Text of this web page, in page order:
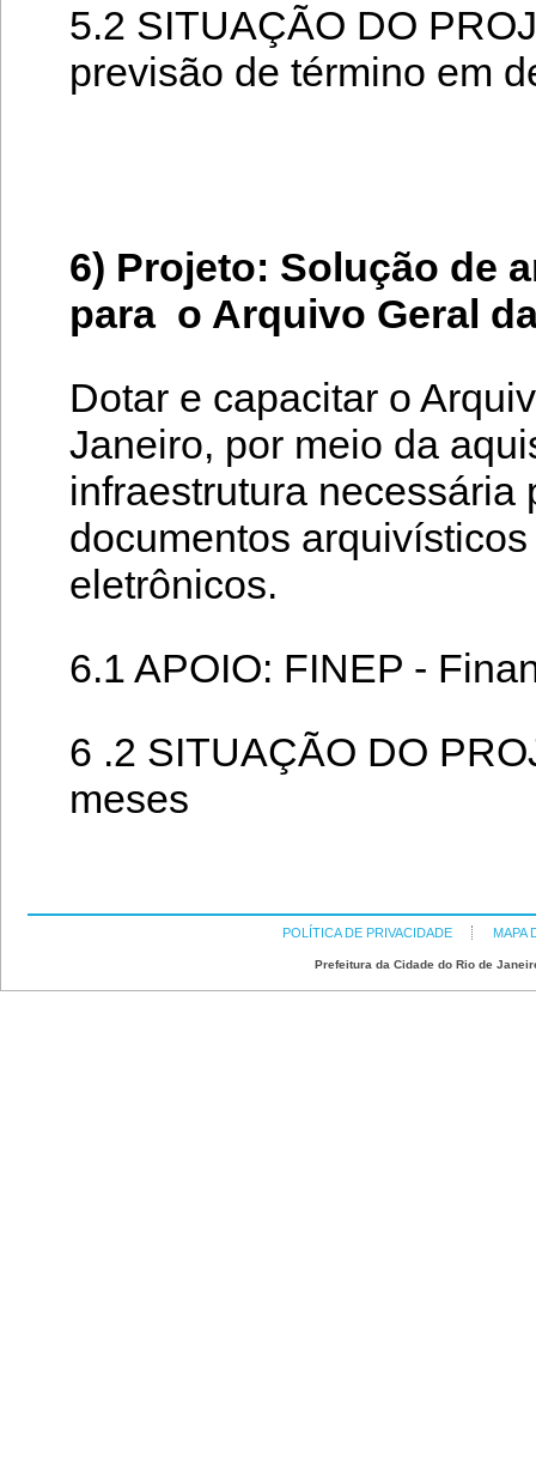
5.2 SITUAÇÃO DO
previsão de término em
6) Projeto: Solução de
para o Arquivo Geral
Dotar e capacitar o
Janeiro, por meio da
infraestrutura necessária
documentos
eletrônicos.
6.1 APOIO: FINEP -
6 .2 SITUAÇÃO DO
meses
POLÍTICA DE PRIVACIDADE MAPA
Prefeitura da Cidade do Rio de